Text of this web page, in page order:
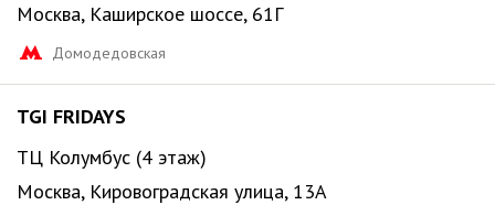
Москва, Каширское шоссе, 61Г
Домодедовская
TGI FRIDAYS
ТЦ Колумбус (4 этаж)
Москва, Кировоградская улица, 13А